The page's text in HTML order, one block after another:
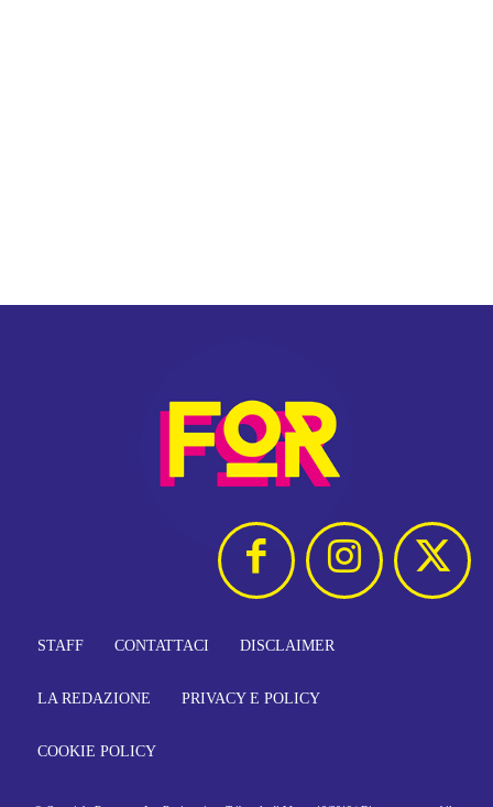
STAFF CONTATTACI DISCLAIMER
LA REDAZIONE PRIVACY E POLICY
COOKIE POLICY